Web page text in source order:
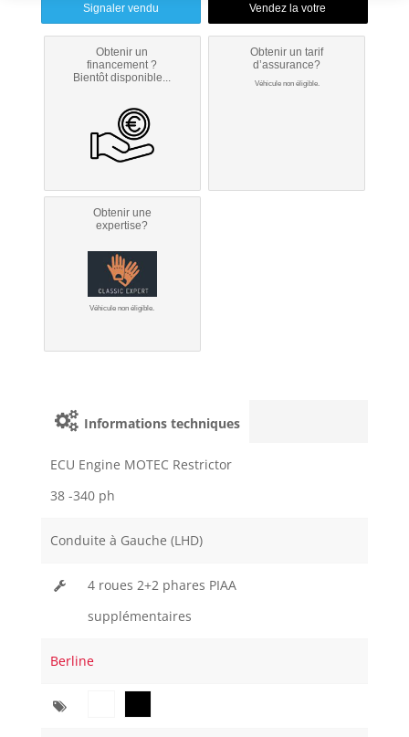
Signaler vendu
Obtenir un
financement ?
Bientôt disponible...
Obtenir un tarif
d’assurance?
Véhicule non éligible.
Obtenir une
expertise?
Véhicule non éligible.
Informations techniques
ECU Engine MOTEC Restrictor
38 -340 ph
Conduite à Gauche (LHD)
4 roues 2+2 phares PIAA
supplémentaires
Berline